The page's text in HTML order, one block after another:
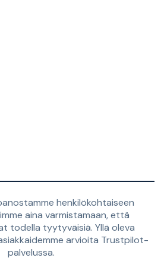
henkilökohtaiseen
aina varmistamaan, että
todella tyytyväisiä. Yllä oleva
arvioita Trustpilot-
palvelussa.